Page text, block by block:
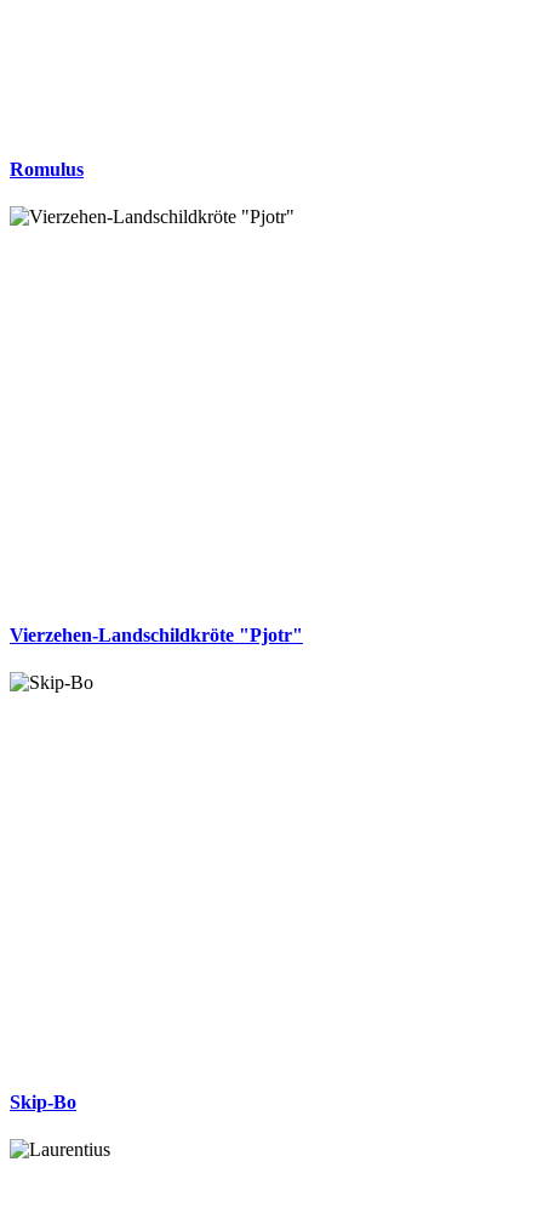
Romulus
Vierzehen-Landschildkröte "Pjotr"
Skip-Bo